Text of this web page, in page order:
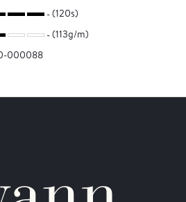
(120s)
(113g/m)
000088